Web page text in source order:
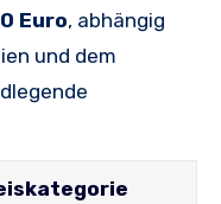
Euro, abhängig
und dem